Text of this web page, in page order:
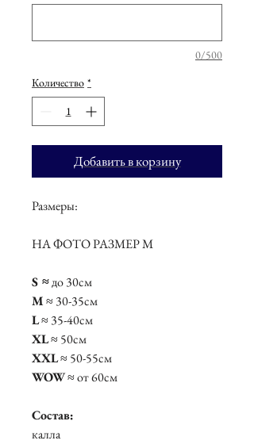
0/500
Количество *
Добавить в корзину
Размеры:
НА ФОТО РАЗМЕР М
S ≈до 30см
М≈ 30-35см
L≈ 35-40см
XL≈ 50см
XXL≈ 50-55см
WOW≈ от 60см
Состав:
калла